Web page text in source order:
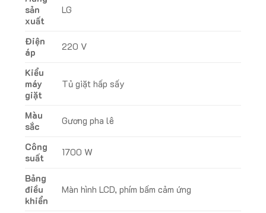
sản
xuất
LG
Điện
áp
220 V
Kiểu
máy
giặt
Tủ giặt hấp sấy
Màu
sắc
Gương pha lê
Công
suất
1700 W
Bảng
điều
khiển
Màn hình LCD, phím bấm cảm ứng